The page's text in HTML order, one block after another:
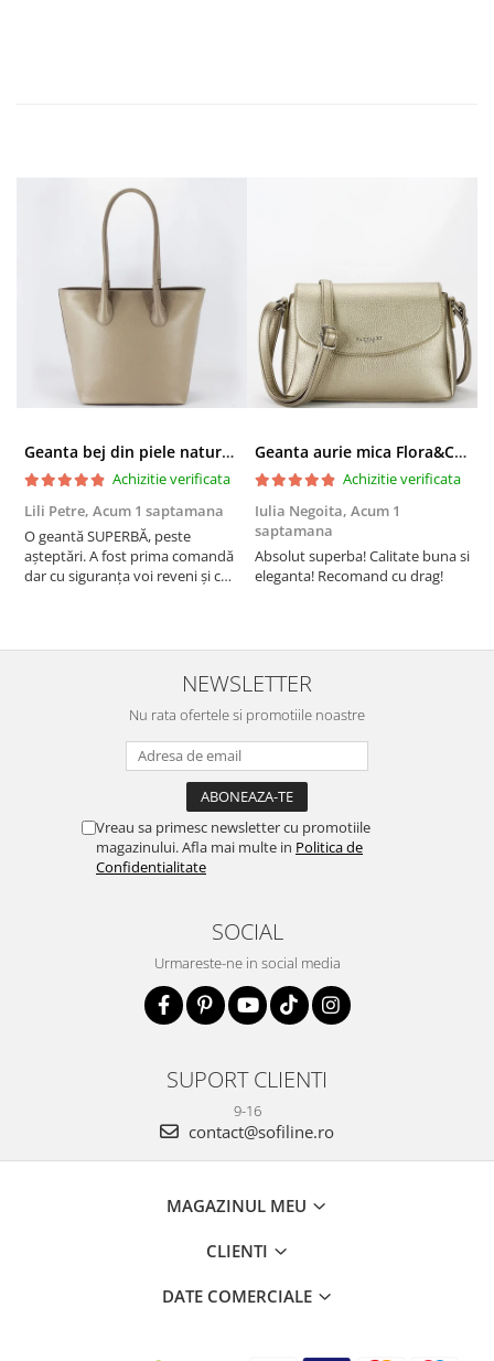
Geanta bej din piele naturala 8966 123
Achizitie verificata
Lili Petre, Acum 1 saptamana
O geantă SUPERBĂ, peste
așteptări. A fost prima comandă
dar cu siguranța voi reveni și cu
doua zi). RECOMAND SOFILINE!!!
Geanta aurie mica Flora&CO Paris H6930 16
Achizitie verificata
Iulia Negoita, Acum 1
saptamana
Absolut superba! Calitate buna si
eleganta! Recomand cu drag!
NEWSLETTER
Nu rata ofertele si promotiile noastre
Vreau sa primesc newsletter cu promotiile
magazinului. Afla mai multe in Politica de
Confidentialitate
SOCIAL
Urmareste-ne in social media
SUPORT CLIENTI
9-16
contact@sofiline.ro
MAGAZINUL MEU
CLIENTI
DATE COMERCIALE